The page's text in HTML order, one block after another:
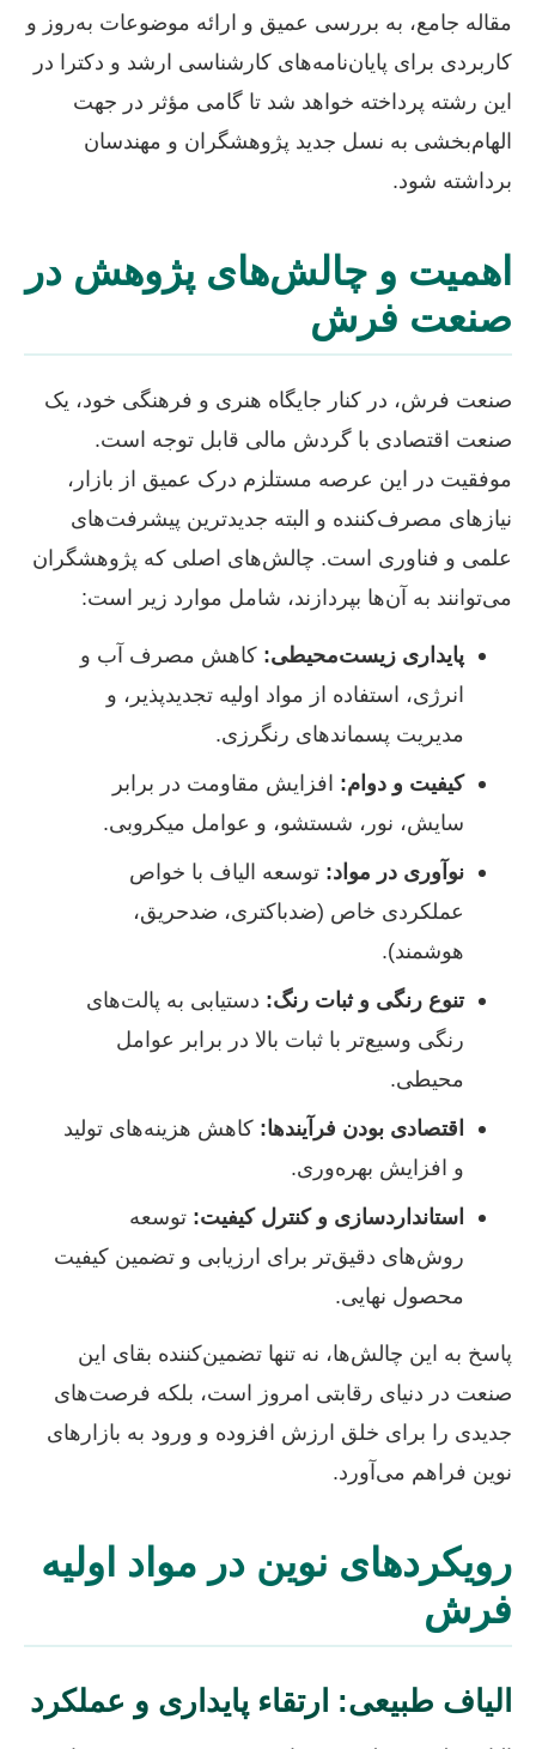
مقاله جامع، به بررسی عمیق و ارائه موضوعات به‌روز و
کاربردی برای پایان‌نامه‌های کارشناسی ارشد و دکترا در
این رشته پرداخته خواهد شد تا گامی مؤثر در جهت
الهام‌بخشی به نسل جدید پژوهشگران و مهندسان
برداشته شود.
اهمیت و چالش‌های پژوهش در
صنعت فرش
صنعت فرش، در کنار جایگاه هنری و فرهنگی خود، یک
صنعت اقتصادی با گردش مالی قابل توجه است.
موفقیت در این عرصه مستلزم درک عمیق از بازار،
نیازهای مصرف‌کننده و البته جدیدترین پیشرفت‌های
علمی و فناوری است. چالش‌های اصلی که پژوهشگران
می‌توانند به آن‌ها بپردازند، شامل موارد زیر است:
پایداری زیست‌محیطی: کاهش مصرف آب و
انرژی، استفاده از مواد اولیه تجدیدپذیر، و
مدیریت پسماندهای رنگرزی.
کیفیت و دوام: افزایش مقاومت در برابر
سایش، نور، شستشو، و عوامل میکروبی.
نوآوری در مواد: توسعه الیاف با خواص
عملکردی خاص (ضدباکتری، ضدحریق،
هوشمند).
تنوع رنگی و ثبات رنگ: دستیابی به پالت‌های
رنگی وسیع‌تر با ثبات بالا در برابر عوامل
محیطی.
اقتصادی بودن فرآیندها: کاهش هزینه‌های تولید
و افزایش بهره‌وری.
استانداردسازی و کنترل کیفیت: توسعه
روش‌های دقیق‌تر برای ارزیابی و تضمین کیفیت
محصول نهایی.
پاسخ به این چالش‌ها، نه تنها تضمین‌کننده بقای این
صنعت در دنیای رقابتی امروز است، بلکه فرصت‌های
جدیدی را برای خلق ارزش افزوده و ورود به بازارهای
نوین فراهم می‌آورد.
رویکردهای نوین در مواد اولیه
فرش
الیاف طبیعی: ارتقاء پایداری و عملکرد